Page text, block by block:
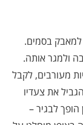
למאבק בסמים.
ולמגר אותה.
מעורבים, לקבל
את צעדיו
לבגיר –